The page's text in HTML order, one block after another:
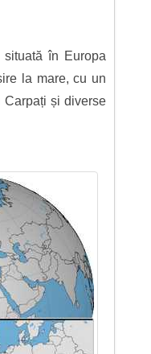
situată în Europa
la mare, cu un
Carpați și diverse